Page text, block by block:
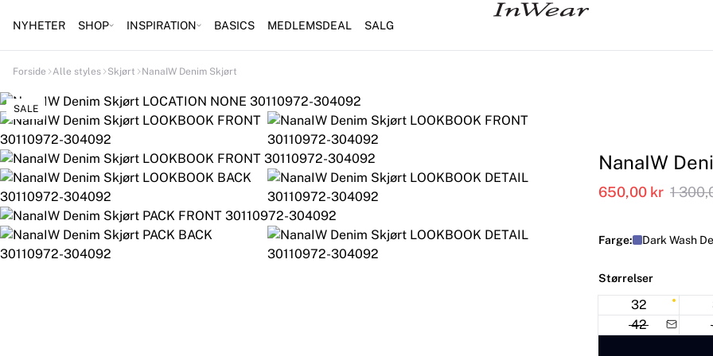
NYHETER SHOP INSPIRATION BASICS MEDLEMSDEAL SALG
Forside Alle styles Skjørt NanaIW Denim Skjørt
SALE
NanaIW
650,00 kr 1
Farge: Dark Wash
Størrelser
32
42